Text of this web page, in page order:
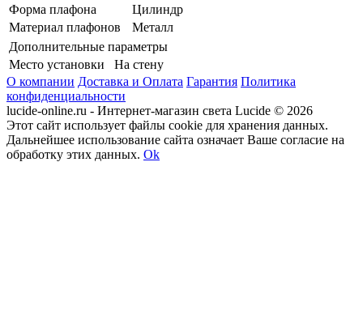
Форма плафона
Цилиндр
Материал плафонов
Металл
Дополнительные параметры
Место установки
На стену
О компании Доставка и Оплата Гарантия Политика
конфиденциальности
lucide-online.ru - Интернет-магазин света Lucide © 2026
Этот сайт использует файлы cookie для хранения данных.
Дальнейшее использование сайта означает Ваше согласие на
обработку этих данных. Ok